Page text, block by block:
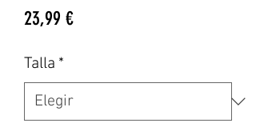
23,99 €Precio
Talla *